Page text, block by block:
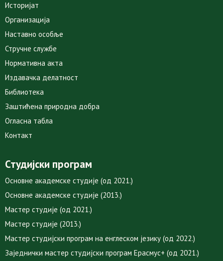
Историјат
Организација
Наставно особље
Стручне службе
Нормативна акта
Издавачка делатност
Библиотека
Заштићена природна добра
Огласна табла
Контакт
Студијски програм
Основне академске студије (од 2021.)
Основне академске студије (2013.)
Мастер студије (од 2021.)
Мастер студије (2013.)
Мастер студијски програм на енглеском језику (од 2022.)
Заједнички мастер студијски програм Ерасмус+ (од 2021.)